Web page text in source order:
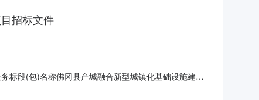
招标文件
标段(包)名称佛冈县产城融合新型城镇化基础设施建设